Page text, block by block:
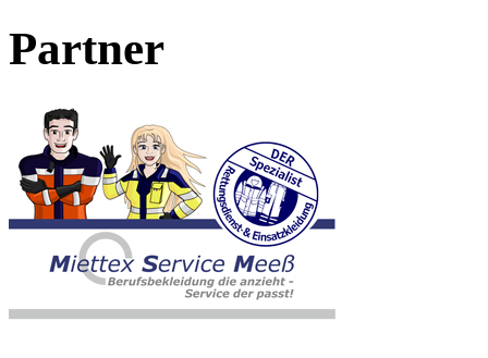
Partner